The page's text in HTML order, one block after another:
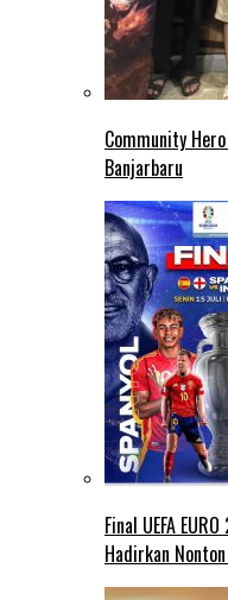
Community
Banjarbaru
Final UEFA
Hadirkan